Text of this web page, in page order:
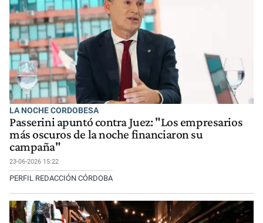
LA NOCHE CORDOBESA
Passerini apuntó contra Juez: "Los empresarios
más oscuros de la noche financiaron su
campaña"
23-06-2026 15:22
PERFIL REDACCIÓN CÓRDOBA